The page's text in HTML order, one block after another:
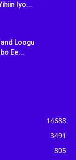
Iyo...
Loogu
Ee...
14688
3491
805